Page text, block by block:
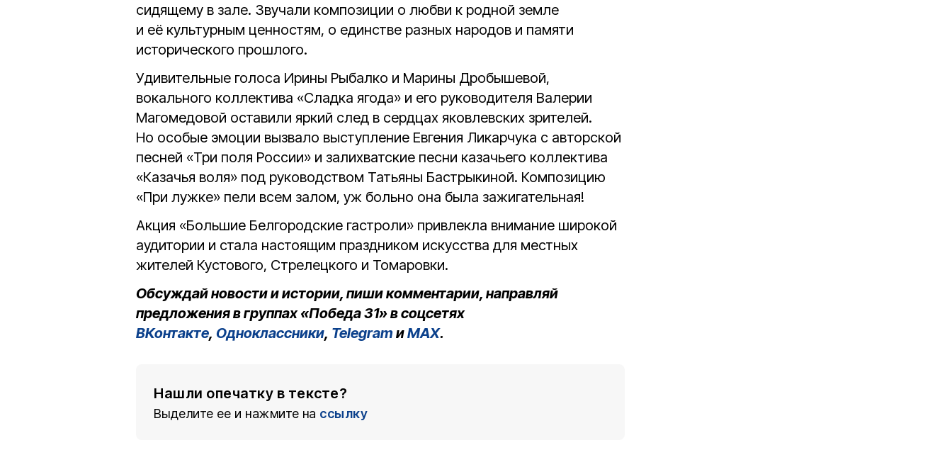
сидящему в зале. Звучали композиции о любви к родной земле
и её культурным ценностям, о единстве разных народов и памяти
исторического прошлого.
Удивительные голоса Ирины Рыбалко и Марины Дробышевой,
вокального коллектива «Сладка ягода» и его руководителя Валерии
Магомедовой оставили яркий след в сердцах яковлевских зрителей.
Но особые эмоции вызвало выступление Евгения Ликарчука с авторской
песней «Три поля России» и залихватские песни казачьего коллектива
«Казачья воля» под руководством Татьяны Бастрыкиной. Композицию
«При лужке» пели всем залом, уж больно она была зажигательная!
Акция «Большие Белгородские гастроли» привлекла внимание широкой
аудитории и стала настоящим праздником искусства для местных
жителей Кустового, Стрелецкого и Томаровки.
Обсуждай новости и истории, пиши комментарии, направляй
предложения в группах «Победа 31» в соцсетях
ВКонтакте, Одноклассники, Telegram иMAX.
Нашли опечатку в тексте?
Выделите ее и нажмите на ссылку